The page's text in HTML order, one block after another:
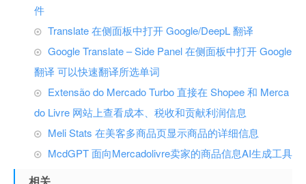
件
Translate 在侧面板中打开 Google/DeepL 翻译
Google Translate – Side Panel 在侧面板中打开 Google
翻译 可以快速翻译所选单词
Extensão do Mercado Turbo 直接在 Shopee 和 Merca
do Livre 网站上查看成本、税收和贡献利润信息
Meli Stats 在美客多商品页显示商品的详细信息
McdGPT 面向Mercadolivre卖家的商品信息AI生成工具